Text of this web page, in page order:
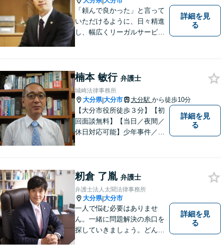
「頼んで良かった」と言って
いただけるように、日々精進
し、幅広くリーガルサービス
詳細を見
る
楠本 敏行 弁護士
城崎法律事務所
大分県|大分市 大分駅 から徒歩10分
【大分市役所徒歩３分】【初
回面談無料】【当日／夜間／
休日対応可能】少年事件／家
ービスを受けられるべく、社
会正義の実現のために最善を
尽くします。
詳細を見
る
籾倉 了胤 弁護士
弁護士法人太聞法律事務所
大分県|大分市
一人で悩む必要はありませ
ん。一緒に問題解決の糸口を
探していきましょう。どんな
詳細を見
る